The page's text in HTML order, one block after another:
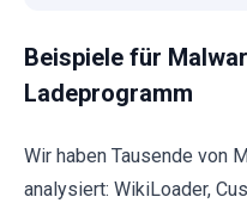
Beispiele für
Ladeprogramm
Wir haben Tausende von
analysiert: WikiLoader,